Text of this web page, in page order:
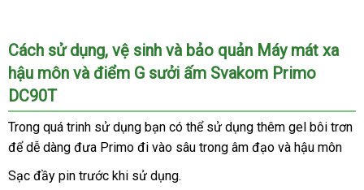
độ
rung
mạnh
mẽ.
xem
là
dụng
cụ
thần
thánh
giúp
Cách sử dụngđặt
hàng
, vệ sinh vệ
sinh
và bảo quản Máy mát xa
hậu môn showroom
và điểm G sưởi ấm Svakom Primo
DC90T
Trong thảo
luận
quá trinh sử dụng bạn showroom
có thể sử dụng thêm gel bôi trơn
để dễ dàng đưa Primo đi vào sâu trong âm đạo vận
và hậu môn
Sạc đầy pin trước khi sử dụng.